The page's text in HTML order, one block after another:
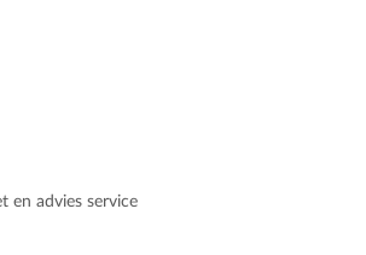
en advies service